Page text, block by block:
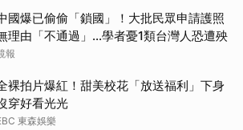
國爆已偷偷「鎖國」！大批民眾申請護照
理由「不通過」...學者憂1類台灣人恐遭殃
報
裸拍片爆紅！甜美校花「放送福利」下身
穿好看光光
東森娛樂